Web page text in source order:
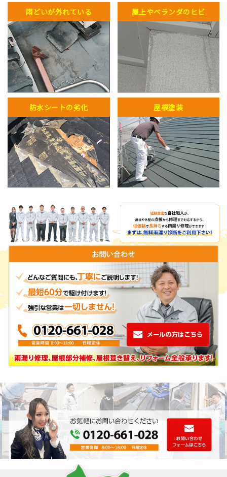
雨どいが外れている 屋上やベランダのヒビ
防水シートの劣化 屋根塗装